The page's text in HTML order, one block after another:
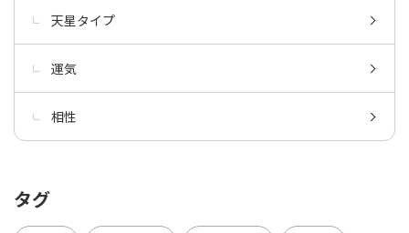
天星タイプ
運気
相性
タグ